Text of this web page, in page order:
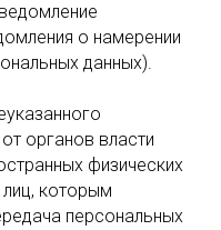
о намерении
данных).
органов власти
физических
которым
персональных